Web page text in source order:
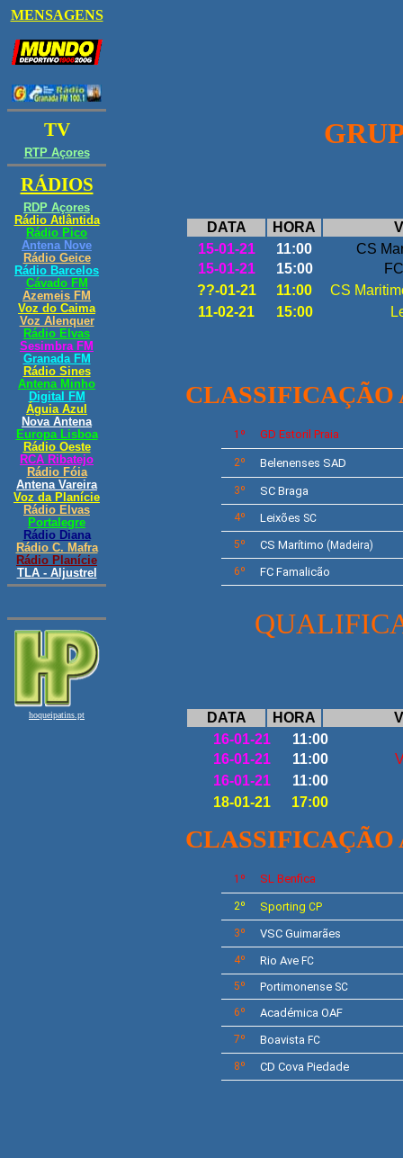
DATA HORA
15-01-21
11:00
CS
15-01-21
15:00
??-01-21
11:00
CS
11-02-21
15:00
CLASSIFICAÇÃO
1º GD Estoril Praia
2º Belenenses SAD
3º SC Braga
4º Leixões SC
5º CS Marítimo (Madeira)
6º FC Famalicão
DATA HORA
16-01-21
11:00
16-01-21
11:00
16-01-21
11:00
18-01-21
17:00
CLASSIFICAÇÃO
1º SL Benfica
2º Sporting CP
3º VSC Guimarães
4º Rio AveFC
5º
PortimonenseSC
6º
Académica OAF
7º Boavista FC
8º CD Cova Piedade